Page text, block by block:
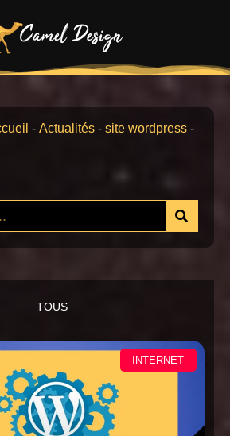
- Actualités - site wordpress -
TOUS
INTERNET